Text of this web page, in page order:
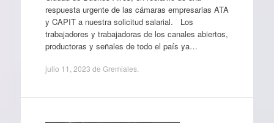
respuesta urgente de las cámaras empresarias ATA
y CAPIT a nuestra solicitud salarial. Los
trabajadores y trabajadoras de los canales abiertos,
productoras y señales de todo el país ya…
julio 11, 2023 de Gremiales.